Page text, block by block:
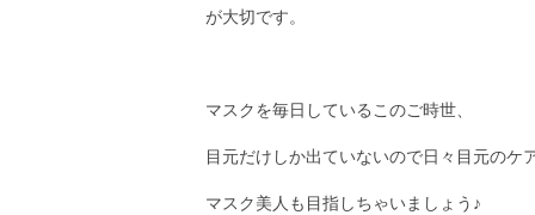
が大切です。
マスクを毎日しているこのご時世、
目元だけしか出ていないので日々目元のケ
マスク美人も目指しちゃいましょう♪